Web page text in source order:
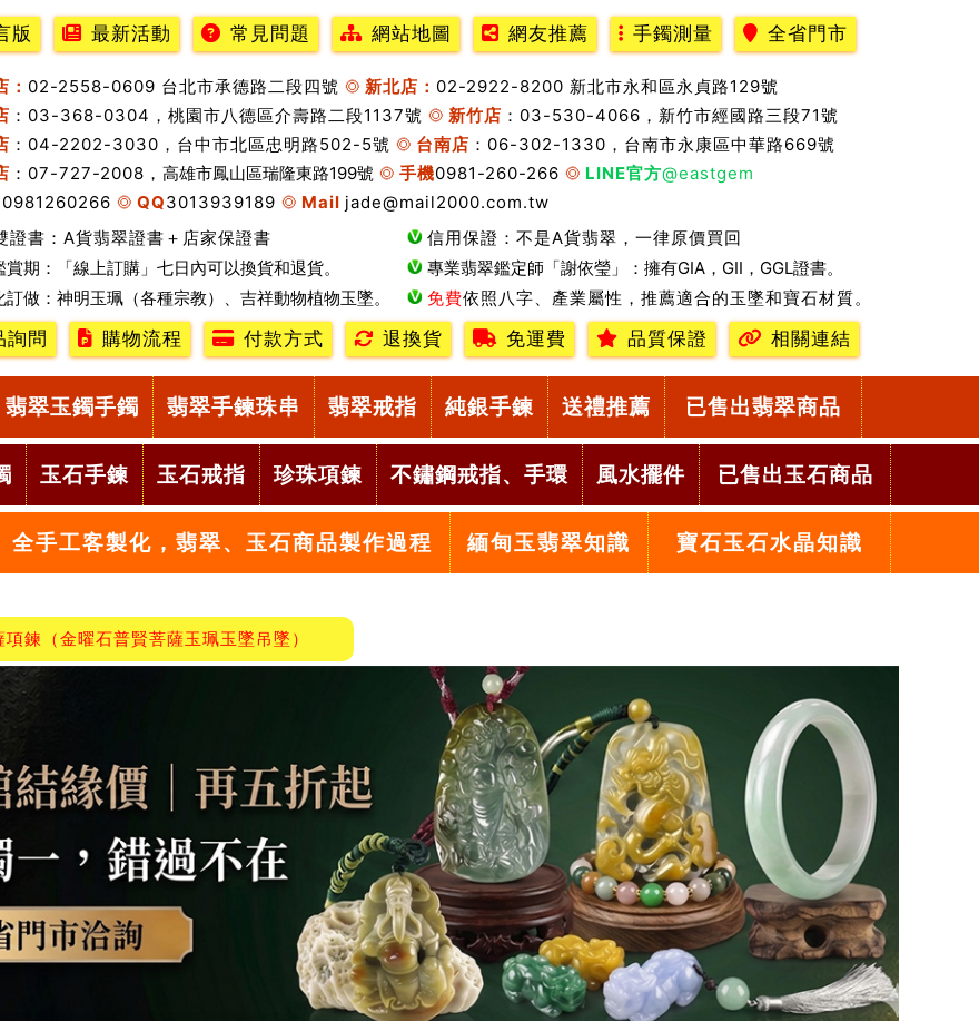
版 最新活動 常見問題 網站地圖 網友推薦 手鐲測量 全省門市
： 02-2558-0609 台北市承德路二段四號 新北店： 02-2922-8200 新北市永和區永貞路129號
：03-368-0304，桃園市八德區介壽路二段1137號 新竹店 ：03-530-4066，新竹市經國路三段71號
：04-2202-3030，台中市北區忠明路502-5號 台南店 ：06-302-1330，台南市永康區中華路669號
：07-727-2008， 高雄市鳳山區瑞隆東路199號 手機0981-260-266 LINE官方@eastgem
QQ3013939189 Mail jade@mail2000.com.tw
證書：A貨翡翠證書＋店家保證書
信用保證：不是A貨翡翠，一律原價買回
賞期：「線上訂購」七日內可以換貨和退貨。
專業翡翠鑑定師「謝依瑩」：擁有GIA，GII，GGL證書。
訂做：神明玉珮（各種宗教）、吉祥動物植物玉墜。
免費依照八字、產業屬性，推薦適合的玉墜和寶石材質。
詢問
購物流程 付款方式 退換貨 免運費 品質保證 相關連結
翡翠玉鐲手鐲 翡翠手鍊珠串 翡翠戒指 純銀手鍊 送禮推薦 已售出翡翠商品
玉石手鍊 玉石戒指 珍珠項鍊 不鏽鋼戒指、手環 風水擺件 已售出玉石商品
全手工客製化，翡翠、玉石商品製作過程 緬甸玉翡翠知識 寶石玉石水晶知識
鍊（金曜石普賢菩薩玉珮玉墜吊墜）